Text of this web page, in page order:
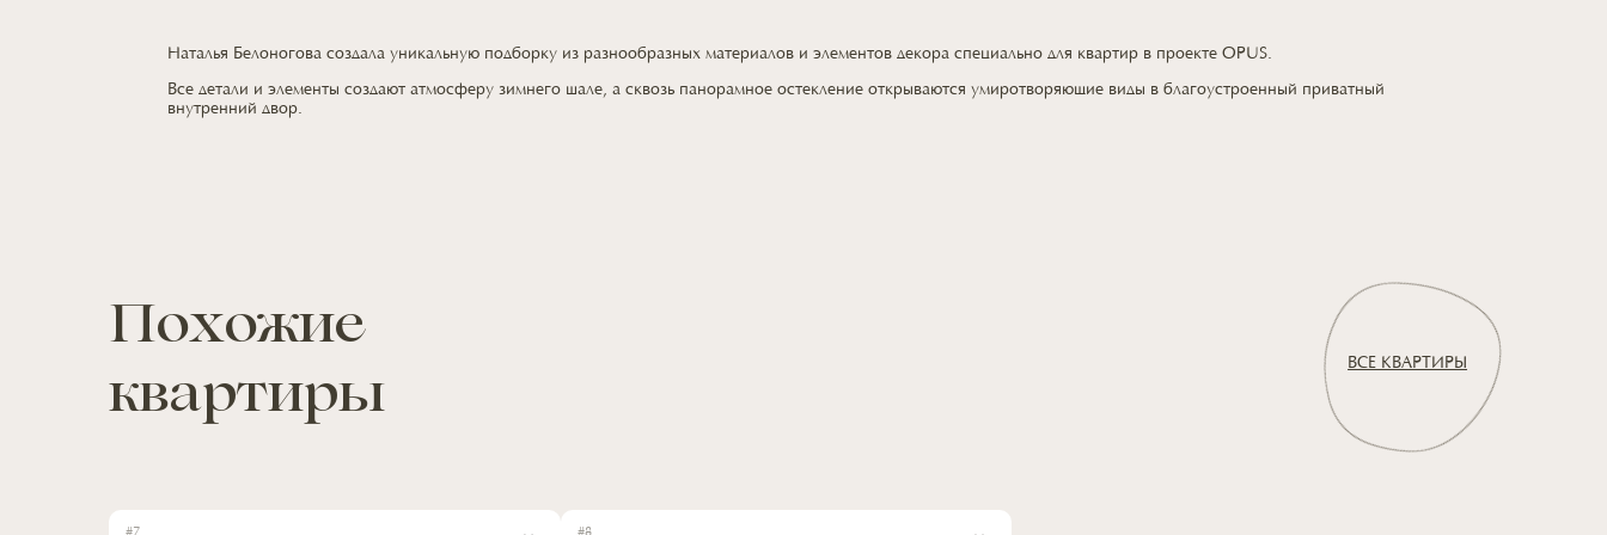
Наталья Белоногова создала уникальную подборку из разнообразныхматериалов и элементовдекора специально для квартир в проекте OPUS.
Все детали и элементы создают атмосферу зимнего шале, а сквозьпанорамное остекление открываются умиротворяющие виды в благоустроенный приватный
внутренний двор.
Похожие
квартиры
ВСЕ КВАРТИРЫ